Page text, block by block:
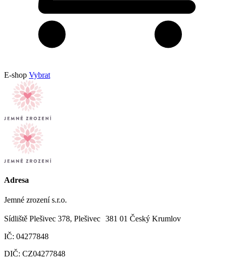
E-shop Vybrat
Adresa
Jemné zrození s.r.o.
Sídliště Plešivec 378, Plešivec 381 01 Český Krumlov
IČ: 04277848
DIČ: CZ04277848